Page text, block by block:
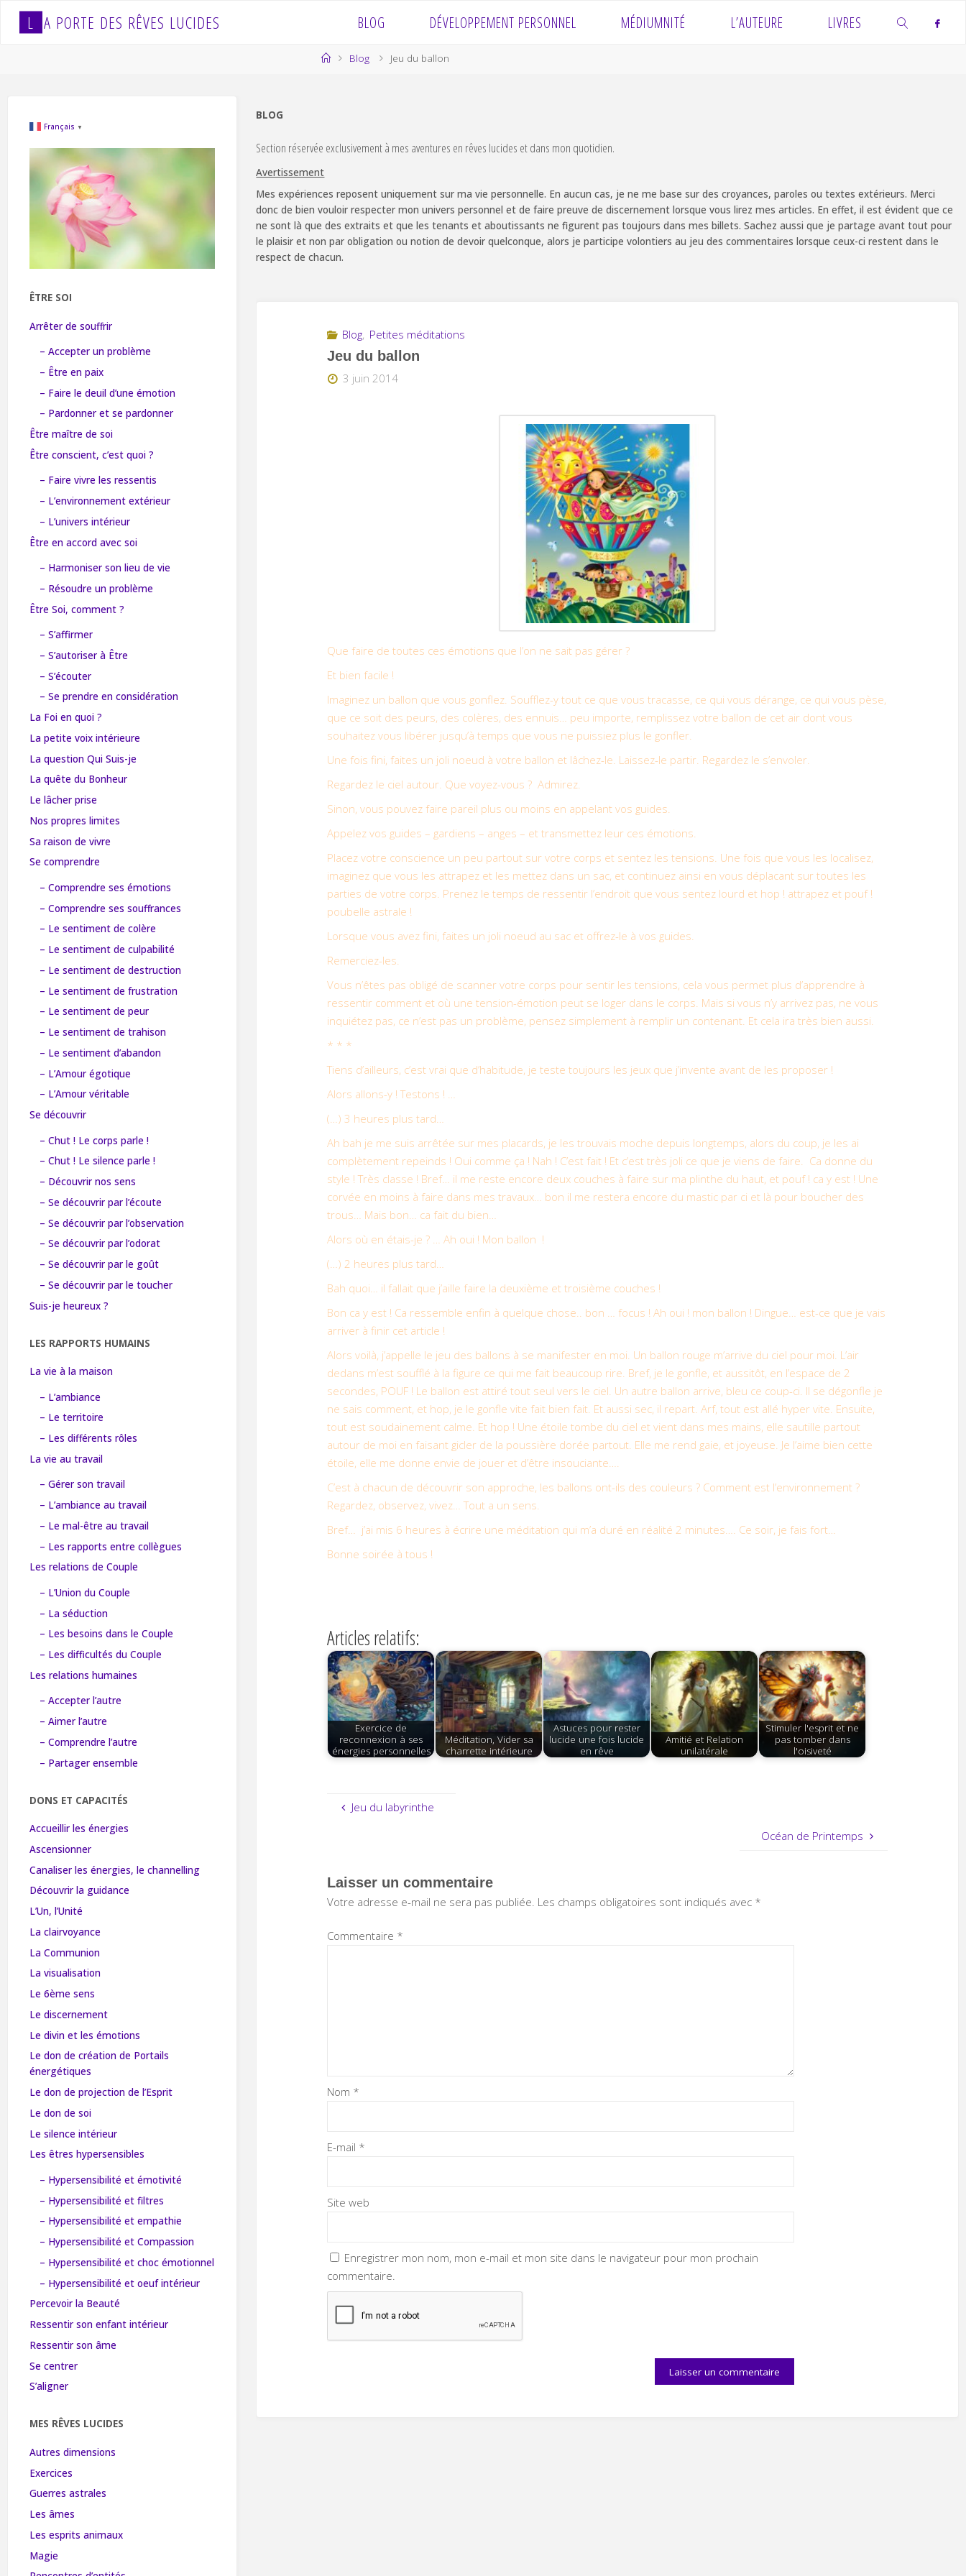
L A PORTE DES RÊVES LUCIDES BLOG DÉVELOPPEMENT PERSONNEL MÉDIUMNITÉ L’AUTEURE LIVRES
HomeBlog Jeu du ballon
BLOG
Section réservée exclusivement à mes aventures en rêves lucides et dans mon quotidien.
Avertissement
Mes expériences reposent uniquement sur ma vie personnelle. En aucun cas, je ne me base sur des croyances, paroles ou textes extérieurs. Merci
donc de bien vouloir respecter mon univers personnel et de faire preuve de discernement lorsque vous lirez mes articles. En effet, il est évident que ce
ne sont là que des extraits et que les tenants et aboutissants ne figurent pas toujours dans mes billets. Sachez aussi que je partage avant tout pour
le plaisir et non par obligation ou notion de devoir quelconque, alors je participe volontiers au jeu des commentaires lorsque ceux-ci restent dans le
respect de chacun.
Blog, Petites méditations
Jeu du ballon
3 juin 2014
Que faire de toutes ces émotions que l’on ne sait pas gérer ?
Et bien facile !
Imaginez un ballon que vous gonflez. Soufflez-y tout ce que vous tracasse, ce qui vous dérange, ce qui vous pèse,
que ce soit des peurs, des colères, des ennuis… peu importe, remplissez votre ballon de cet air dont vous
souhaitez vous libérer jusqu’à temps que vous ne puissiez plus le gonfler.
Une fois fini, faites un joli noeud à votre ballon et lâchez-le. Laissez-le partir. Regardez le s’envoler.
Regardez le ciel autour. Que voyez-vous ? Admirez.
Sinon, vous pouvez faire pareil plus ou moins en appelant vos guides.
Appelez vos guides – gardiens – anges – et transmettez leur ces émotions.
Placez votre conscience un peu partout sur votre corps et sentez les tensions. Une fois que vous les localisez,
imaginez que vous les attrapez et les mettez dans un sac, et continuez ainsi en vous déplacant sur toutes les
parties de votre corps. Prenez le temps de ressentir l’endroit que vous sentez lourd et hop ! attrapez et pouf !
poubelle astrale !
Lorsque vous avez fini, faites un joli noeud au sac et offrez-le à vos guides.
Remerciez-les.
Vous n’êtes pas obligé de scanner votre corps pour sentir les tensions, cela vous permet plus d’apprendre à
ressentir comment et où une tension-émotion peut se loger dans le corps. Mais si vous n’y arrivez pas, ne vous
inquiétez pas, ce n’est pas un problème, pensez simplement à remplir un contenant. Et cela ira très bien aussi.
* * *
Tiens d’ailleurs, c’est vrai que d’habitude, je teste toujours les jeux que j’invente avant de les proposer !
Alors allons-y ! Testons ! …
(…) 3 heures plus tard…
Ah bah je me suis arrêtée sur mes placards, je les trouvais moche depuis longtemps, alors du coup, je les ai
complètement repeinds ! Oui comme ça ! Nah ! C’est fait ! Et c’est très joli ce que je viens de faire. Ca donne du
style ! Très classe ! Bref… il me reste encore deux couches à faire sur ma plinthe du haut, et pouf ! ca y est ! Une
corvée en moins à faire dans mes travaux… bon il me restera encore du mastic par ci et là pour boucher des
trous… Mais bon… ca fait du bien…
Alors où en étais-je ? … Ah oui ! Mon ballon !
(…) 2 heures plus tard…
Bah quoi… il fallait que j’aille faire la deuxième et troisième couches !
Bon ca y est ! Ca ressemble enfin à quelque chose.. bon … focus ! Ah oui ! mon ballon ! Dingue… est-ce que je vais
arriver à finir cet article !
Alors voilà, j’appelle le jeu des ballons à se manifester en moi. Un ballon rouge m’arrive du ciel pour moi. L’air
dedans m’est soufflé à la figure ce qui me fait beaucoup rire. Bref, je le gonfle, et aussitôt, en l’espace de 2
secondes, POUF ! Le ballon est attiré tout seul vers le ciel. Un autre ballon arrive, bleu ce coup-ci. Il se dégonfle je
ne sais comment, et hop, je le gonfle vite fait bien fait. Et aussi sec, il repart. Arf, tout est allé hyper vite. Ensuite,
tout est soudainement calme. Et hop ! Une étoile tombe du ciel et vient dans mes mains, elle sautille partout
autour de moi en faisant gicler de la poussière dorée partout. Elle me rend gaie, et joyeuse. Je l’aime bien cette
étoile, elle me donne envie de jouer et d’être insouciante….
C’est à chacun de découvrir son approche, les ballons ont-ils des couleurs ? Comment est l’environnement ?
Regardez, observez, vivez… Tout a un sens.
Bref… j’ai mis 6 heures à écrire une méditation qui m’a duré en réalité 2 minutes…. Ce soir, je fais fort…
Bonne soirée à tous !
Articles relatifs:
Exercice de
reconnexion à ses
énergies personnelles
Méditation, Vider sa
charrette intérieure
Astuces pour rester
lucide une fois lucide
en rêve
Amitié et Relation
unilatérale
Stimuler l'esprit et ne
pas tomber dans
l'oisiveté
Jeu du labyrinthe
Océan de Printemps
Laisser un commentaire
Votre adresse e-mail ne sera pas publiée. Les champs obligatoires sont indiqués avec *
Commentaire *
Nom *
E-mail *
Site web
Enregistrer mon nom, mon e-mail et mon site dans le navigateur pour mon prochain
commentaire.
Français ▼
ÊTRE SOI
Arrêter de souffrir
– Accepter un problème
– Être en paix
– Faire le deuil d’une émotion
– Pardonner et se pardonner
Être maître de soi
Être conscient, c’est quoi ?
– Faire vivre les ressentis
– L’environnement extérieur
– L’univers intérieur
Être en accord avec soi
– Harmoniser son lieu de vie
– Résoudre un problème
Être Soi, comment ?
– S’affirmer
– S’autoriser à Être
– S’écouter
– Se prendre en considération
La Foi en quoi ?
La petite voix intérieure
La question Qui Suis-je
La quête du Bonheur
Le lâcher prise
Nos propres limites
Sa raison de vivre
Se comprendre
– Comprendre ses émotions
– Comprendre ses souffrances
– Le sentiment de colère
– Le sentiment de culpabilité
– Le sentiment de destruction
– Le sentiment de frustration
– Le sentiment de peur
– Le sentiment de trahison
– Le sentiment d’abandon
– L’Amour égotique
– L’Amour véritable
Se découvrir
– Chut ! Le corps parle !
– Chut ! Le silence parle !
– Découvrir nos sens
– Se découvrir par l’écoute
– Se découvrir par l’observation
– Se découvrir par l’odorat
– Se découvrir par le goût
– Se découvrir par le toucher
Suis-je heureux ?
LES RAPPORTS HUMAINS
La vie à la maison
– L’ambiance
– Le territoire
– Les différents rôles
La vie au travail
– Gérer son travail
– L’ambiance au travail
– Le mal-être au travail
– Les rapports entre collègues
Les relations de Couple
– L’Union du Couple
– La séduction
– Les besoins dans le Couple
– Les difficultés du Couple
Les relations humaines
– Accepter l’autre
– Aimer l’autre
– Comprendre l’autre
– Partager ensemble
DONS ET CAPACITÉS
Accueillir les énergies
Ascensionner
Canaliser les énergies, le channelling
Découvrir la guidance
L’Un, l’Unité
La clairvoyance
La Communion
La visualisation
Le 6ème sens
Le discernement
Le divin et les émotions
Le don de création de Portails
énergétiques
Le don de projection de l’Esprit
Le don de soi
Le silence intérieur
Les êtres hypersensibles
– Hypersensibilité et émotivité
– Hypersensibilité et filtres
– Hypersensibilité et empathie
– Hypersensibilité et Compassion
– Hypersensibilité et choc émotionnel
– Hypersensibilité et oeuf intérieur
Percevoir la Beauté
Ressentir son enfant intérieur
Ressentir son âme
Se centrer
S’aligner
MES RÊVES LUCIDES
Autres dimensions
Exercices
Guerres astrales
Les âmes
Les esprits animaux
Magie